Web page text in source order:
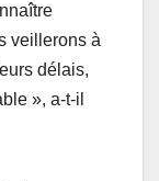
veillerons à
délais,
», a-t-il